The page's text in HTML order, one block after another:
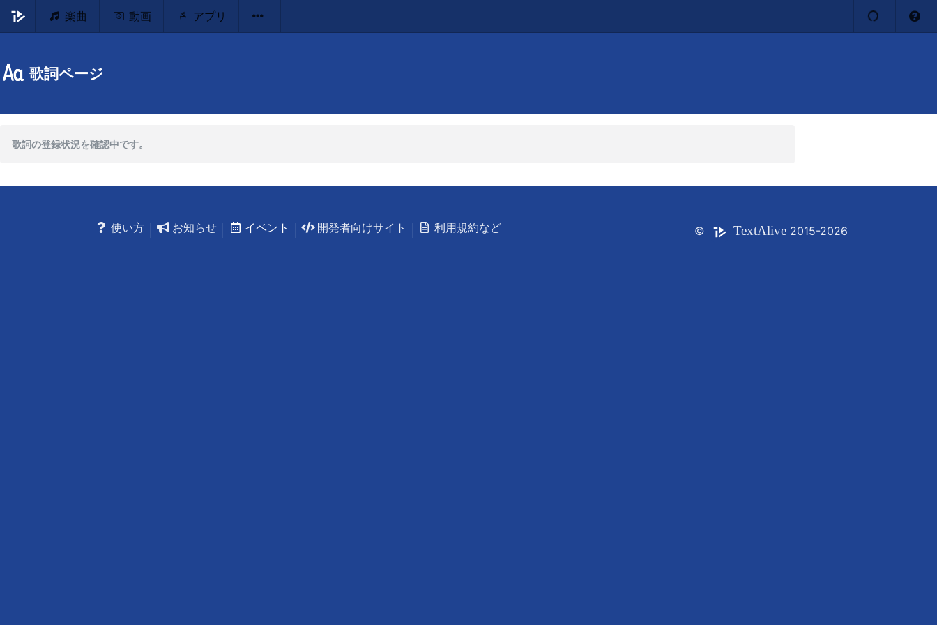
楽曲 動画 アプリ
歌詞ページ
歌詞の登録状況を確認中です。
© TextAlive2015-2026
使い方 お知らせ イベント 開発者向けサイト 利用規約など